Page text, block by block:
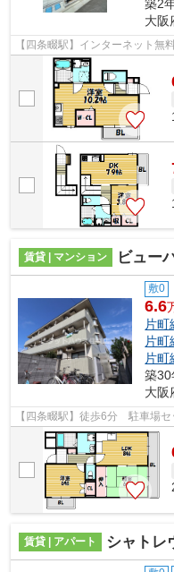
築2
大阪
【四条畷駅】インターネット
賃貸 | マンション ビュー
敷0
6.6
片町
片町
片町
築30
大阪
【四条畷駅】徒歩6分 駐車場
賃貸 | アパート シャトレ